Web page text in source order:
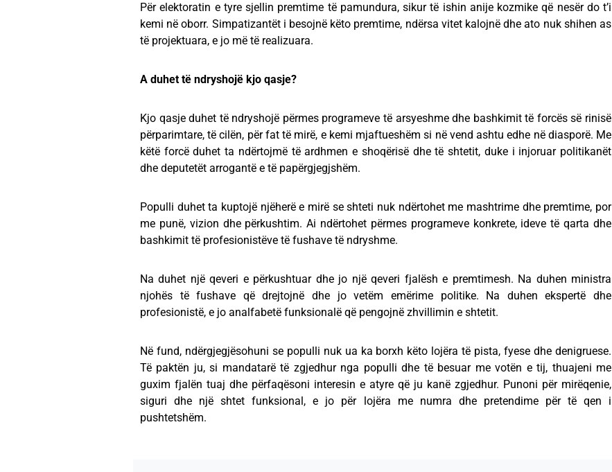
Për elektoratin e tyre sjellin premtime të pamundura, sikur të ishin anije kozmike që nesër do t’i
kemi në oborr. Simpatizantët i besojnë këto premtime, ndërsa vitet kalojnë dhe ato nuk shihen as
të projektuara, e jo më të realizuara.
A duhet të ndryshojë kjo qasje?
Kjo qasje duhet të ndryshojë përmes programeve të arsyeshme dhe bashkimit të forcës së rinisë
përparimtare, të cilën, për fat të mirë, e kemi mjaftueshëm si në vend ashtu edhe në diasporë. Me
këtë forcë duhet ta ndërtojmë të ardhmen e shoqërisë dhe të shtetit, duke i injoruar politikanët
dhe deputetët arrogantë e të papërgjegjshëm.
Populli duhet ta kuptojë njëherë e mirë se shteti nuk ndërtohet me mashtrime dhe premtime, por
me punë, vizion dhe përkushtim. Ai ndërtohet përmes programeve konkrete, ideve të qarta dhe
bashkimit të profesionistëve të fushave të ndryshme.
Na duhet një qeveri e përkushtuar dhe jo një qeveri fjalësh e premtimesh. Na duhen ministra
njohës të fushave që drejtojnë dhe jo vetëm emërime politike. Na duhen ekspertë dhe
profesionistë, e jo analfabetë funksionalë që pengojnë zhvillimin e shtetit.
Në fund, ndërgjegjësohuni se populli nuk ua ka borxh këto lojëra të pista, fyese dhe denigruese.
Të paktën ju, si mandatarë të zgjedhur nga populli dhe të besuar me votën e tij, thuajeni me
guxim fjalën tuaj dhe përfaqësoni interesin e atyre që ju kanë zgjedhur. Punoni për mirëqenie,
siguri dhe një shtet funksional, e jo për lojëra me numra dhe pretendime për të qen i
pushtetshëm.